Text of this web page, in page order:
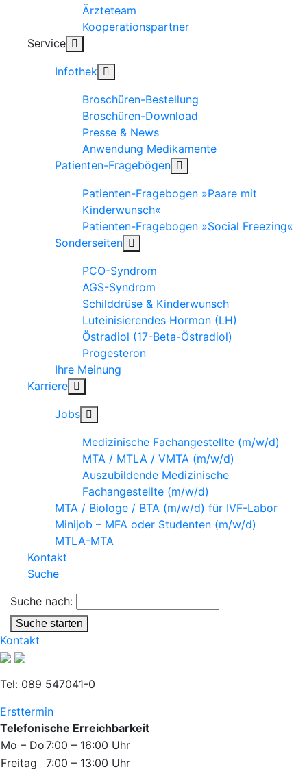
Ärzteteam
Kooperationspartner
Service
Infothek
Broschüren-Bestellung
Broschüren-Download
Presse & News
Anwendung Medikamente
Patienten-Fragebögen
Patienten-Fragebogen »Paare mit
Kinderwunsch«
Patienten-Fragebogen »Social Freezing«
Sonderseiten
PCO-Syndrom
AGS-Syndrom
Schilddrüse & Kinderwunsch
Luteinisierendes Hormon (LH)
Östradiol (17-Beta-Östradiol)
Progesteron
Ihre Meinung
Karriere
Jobs
Medizinische Fachangestellte (m/w/d)
MTA / MTLA / VMTA (m/w/d)
Auszubildende Medizinische
Fachangestellte (m/w/d)
MTA / Biologe / BTA (m/w/d) für IVF-Labor
Minijob – MFA oder Studenten (m/w/d)
MTLA-MTA
Kontakt
Suche
Suche nach:
Suche starten
Kontakt
Tel: 089 547041-0
Ersttermin
Telefonische Erreichbarkeit
Mo – Do7:00 – 16:00 Uhr
Freitag
7:00 – 13:00 Uhr